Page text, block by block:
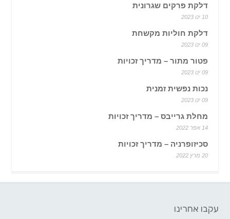
דלקת פרקים שגרונית
10 ינו 2023
דלקת חוליות מקשחת
09 ינו 2023
פטור מתור – מדריך זכויות
09 ינו 2023
נכות נפשית זמנית
09 ינו 2023
מחלת גרייבס – מדריך זכויות
14 אפר 2022
סכיזופרניה – מדריך זכויות
20 מרץ 2022
עקבו אחרינו